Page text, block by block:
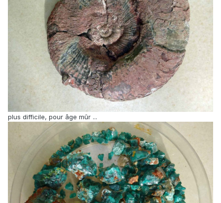
plus difficile, pour âge mûr ...